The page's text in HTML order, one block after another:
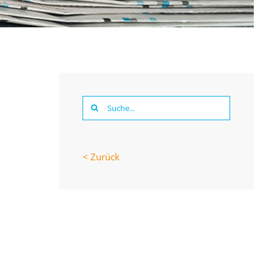
Suche
nach:
< Zurück